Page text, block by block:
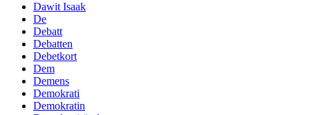
Dawit Isaak
De
Debatt
Debatten
Debetkort
Dem
Demens
Demokrati
Demokratin